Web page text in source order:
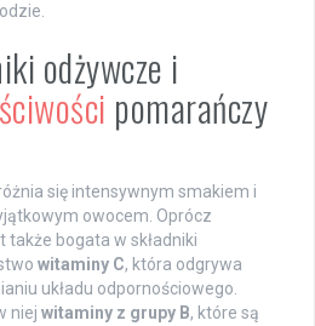
odżywcze i
pomarańczy
się intensywnym smakiem i
owocem. Oprócz
bogata w składniki
witaminy C, która odgrywa
układu odpornościowego.
niej witaminy z grupy B, które są